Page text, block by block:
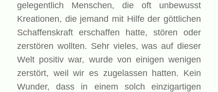
gelegentlich Menschen, die oft unbewusst
Kreationen, die jemand mit Hilfe der göttlichen
Schaffenskraft erschaffen hatte, stören oder
zerstören wollten. Sehr vieles, was auf dieser
Welt positiv war, wurde von einigen wenigen
zerstört, weil wir es zugelassen hatten. Kein
Wunder, dass in einem solch einzigartigen